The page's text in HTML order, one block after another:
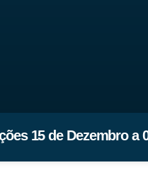
15 de Dezembro a